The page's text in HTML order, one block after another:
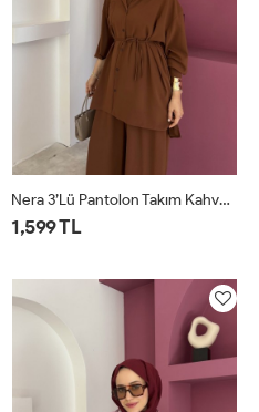
Nera 3’lü Pantolon Takım Kahverengi
1,599 TL